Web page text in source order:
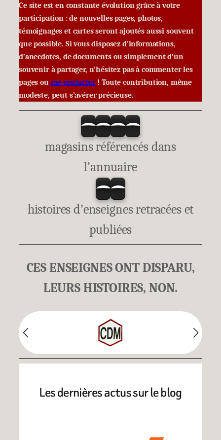
Ce site est en constante évolution grâce à votre
participation : de nouvelles pages, photos,
témoignages et cartes seront ajoutés aussi souvent
que possible. Si vous disposez d’informations,
d’anecdotes, de documents ou simplement d’un
souvenir à partager, n’hésitez pas à commenter les
pages ou me contacter! Toute contribution, même
modeste, peut s’avérer précieuse.
magasins référencés dans
l’annuaire
histoires d’enseignes retracées et
publiées
CES ENSEIGNES ONT DISPARU,
LEURS HISTOIRES, NON.
Les dernières actus sur le blog